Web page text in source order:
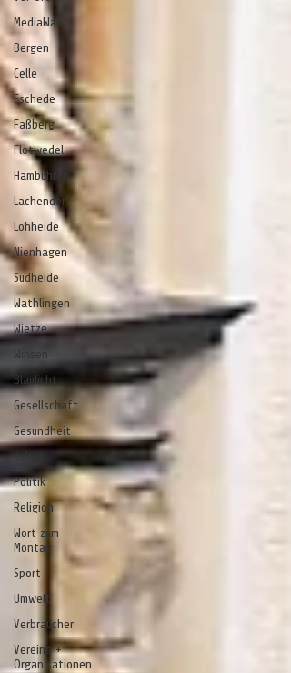
MediaWall
Bergen
Celle
Eschede
Faßberg
Flotwedel
Hambühren
Lachendorf
Lohheide
Nienhagen
Südheide
Wathlingen
Wietze
Winsen
Blaulicht
Gesellschaft
Gesundheit
Kultur
Politik
Religion
Wort zum
Montag
Sport
Umwelt
Verbraucher
Vereine +
Organisationen